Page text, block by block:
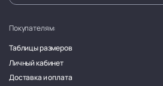
Покупателям:
Таблицы размеров
Личный кабинет
Доставка и оплата